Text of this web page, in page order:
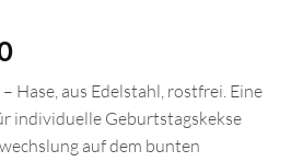
Hase, aus Edelstahl, rostfrei. Eine
individuelle Geburtstagskekse
auf dem bunten